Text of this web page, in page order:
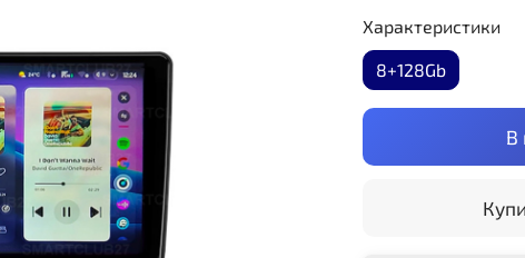
В
Характеристики
8+128Gb